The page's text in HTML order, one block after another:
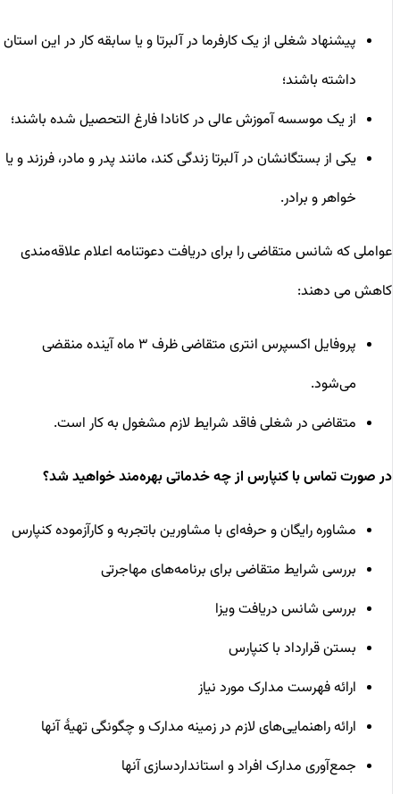
پیشنهاد شغلی از یک کارفرما در آلبرتا و یا سابقه کار در این استان
داشته باشند؛
از یک موسسه آموزش عالی در کانادا فارغ التحصیل شده باشند؛
یکی از بستگانشان در آلبرتا زندگی کند، مانند پدر و مادر، فرزند و یا
خواهر و برادر.
عواملی که شانس متقاضی را برای دریافت دعوتنامه اعلام علاقه‌مندی
کاهش می دهند:
پروفایل اکسپرس انتری متقاضی ظرف ۳ ماه آینده منقضی
می‌شود.
متقاضی در شغلی فاقد شرایط لازم مشغول به کار است.
در صورت تماس با کنپارس از چه خدماتی بهره‌مند خواهید شد؟
مشاوره رایگان و حرفه‌ای با مشاورین باتجربه و کارآزموده کنپارس
بررسی شرایط متقاضی برای برنامه‌های مهاجرتی
بررسی شانس دریافت ویزا
بستن قرارداد با کنپارس
ارائه فهرست مدارک مورد نیاز
ارائه راهنمایی‌های لازم در زمینه مدارک و چگونگی تهیۀ آنها
جمع‌آوری مدارک افراد و استانداردسازی آنها